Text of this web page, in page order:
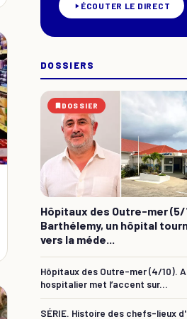
ÉCOUTER LE DIRECT
DOSSIERS
DOSSIER
Hôpitaux des Outre-mer (5/
Barthélemy, un hôpital
vers la méde...
Hôpitaux des Outre-mer (4/10).
hospitalier met l’accent sur...
SÉRIE. Histoire des chefs-lieux